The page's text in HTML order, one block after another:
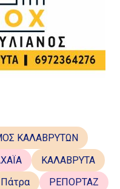
ΚΑΛΑΒΡΥΤΩΝ
ΚΑΛΑΒΡΥΤΑ
Πάτρα ΡΕΠΟΡΤΑΖ